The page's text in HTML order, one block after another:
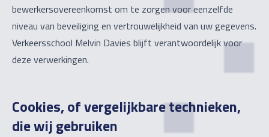
bewerkersovereenkomst om te zorgen voor eenzelfde
niveau van beveiliging en vertrouwelijkheid van uw gegevens.
Verkeersschool Melvin Davies blijft verantwoordelijk voor
deze verwerkingen.
Cookies, of vergelijkbare technieken,
die wij gebruiken